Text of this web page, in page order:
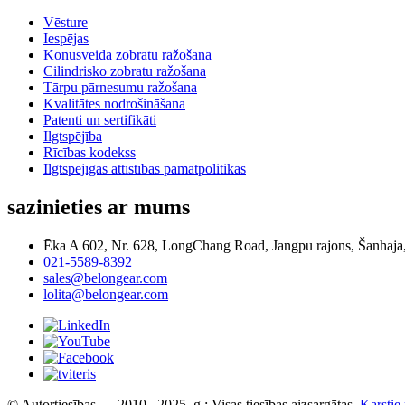
Vēsture
Iespējas
Konusveida zobratu ražošana
Cilindrisko zobratu ražošana
Tārpu pārnesumu ražošana
Kvalitātes nodrošināšana
Patenti un sertifikāti
Ilgtspējība
Rīcības kodekss
Ilgtspējīgas attīstības pamatpolitikas
sazinieties ar mums
Ēka A 602, Nr. 628, LongChang Road, Jangpu rajons,
021-5589-8392
sales@belongear.com
lolita@belongear.com